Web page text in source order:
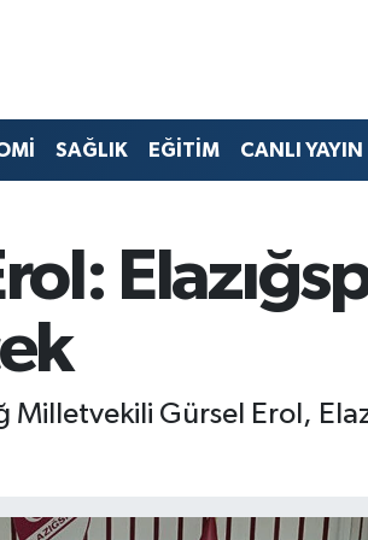
SAĞLIK EĞİTİM CANLI YAYIN
Milletvekili Gürsel Erol,